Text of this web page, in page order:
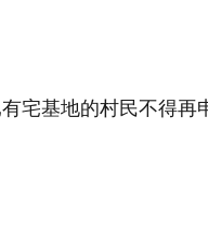
宅基地的村民不得再